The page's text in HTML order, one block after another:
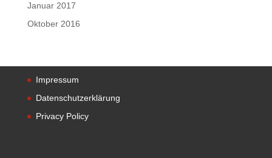
Januar 2017
Oktober 2016
Impressum
Datenschutzerklärung
Privacy Policy